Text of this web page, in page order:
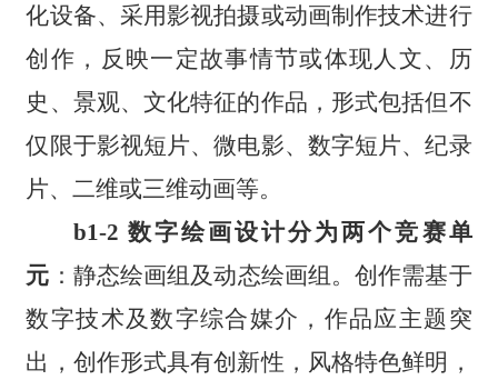
化设备、采用影视拍摄或动画制作技术进行
创作，反映一定故事情节或体现人文、历
史、景观、文化特征的作品，形式包括但不
仅限于影视短片、微电影、数字短片、纪录
片、二维或三维动画等。
b1-2 数字绘画设计分为两个竞赛单
元 ：静态绘画组及动态绘画组。创作需基于
数字技术及数字综合媒介，作品应主题突
出，创作形式具有创新性，风格特色鲜明，